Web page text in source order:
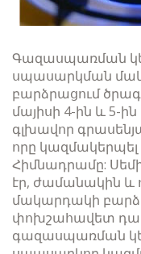
Գազասպառման
սպասարկման
բարձրացում
մայիսի 4-ին և 5-
գլխավոր
որը կազմակերպել
Հիմնադրամը:
էր, ժամանակին և
մակարդակի
փոխշահավետ
գազասպառման